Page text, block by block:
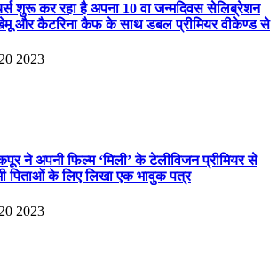
शुरू कर रहा है अपना 10 वा जन्मदिवस सेलिब्रेशन
और कैटरिना कैफ के साथ डबल प्रीमियर वीकेण्ड से
2023
ने अपनी फिल्म ‘मिली’ के टेलीविजन प्रीमियर से
पिताओं के लिए लिखा एक भावुक पत्र
2023